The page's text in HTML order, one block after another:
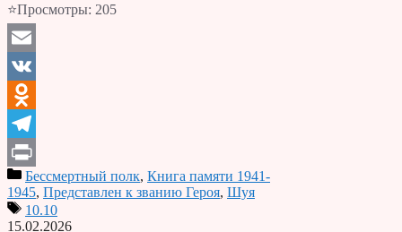
⭐Просмотры: 205
Email
VK
Odnoklassniki
Telegram
PrintБессмертный полк, Книга памяти 1941-
1945, Представлен к званию Героя, Шуя
10.10
15.02.2026